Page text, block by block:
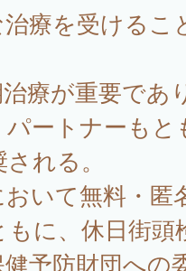
療を受けるこ
療が重要であ
ートナーもと
れる。
いて無料・匿
に、休日街頭
予防財団への